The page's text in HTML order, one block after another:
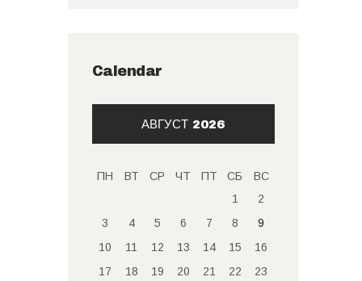
Calendar
АВГУСТ 2026
ПН ВТ СР ЧТ ПТ СБ
ВС
1
2
3
4 5 6 7 8
9
10
11 12 13 14 15
16
17
18 19 20 21 22
23